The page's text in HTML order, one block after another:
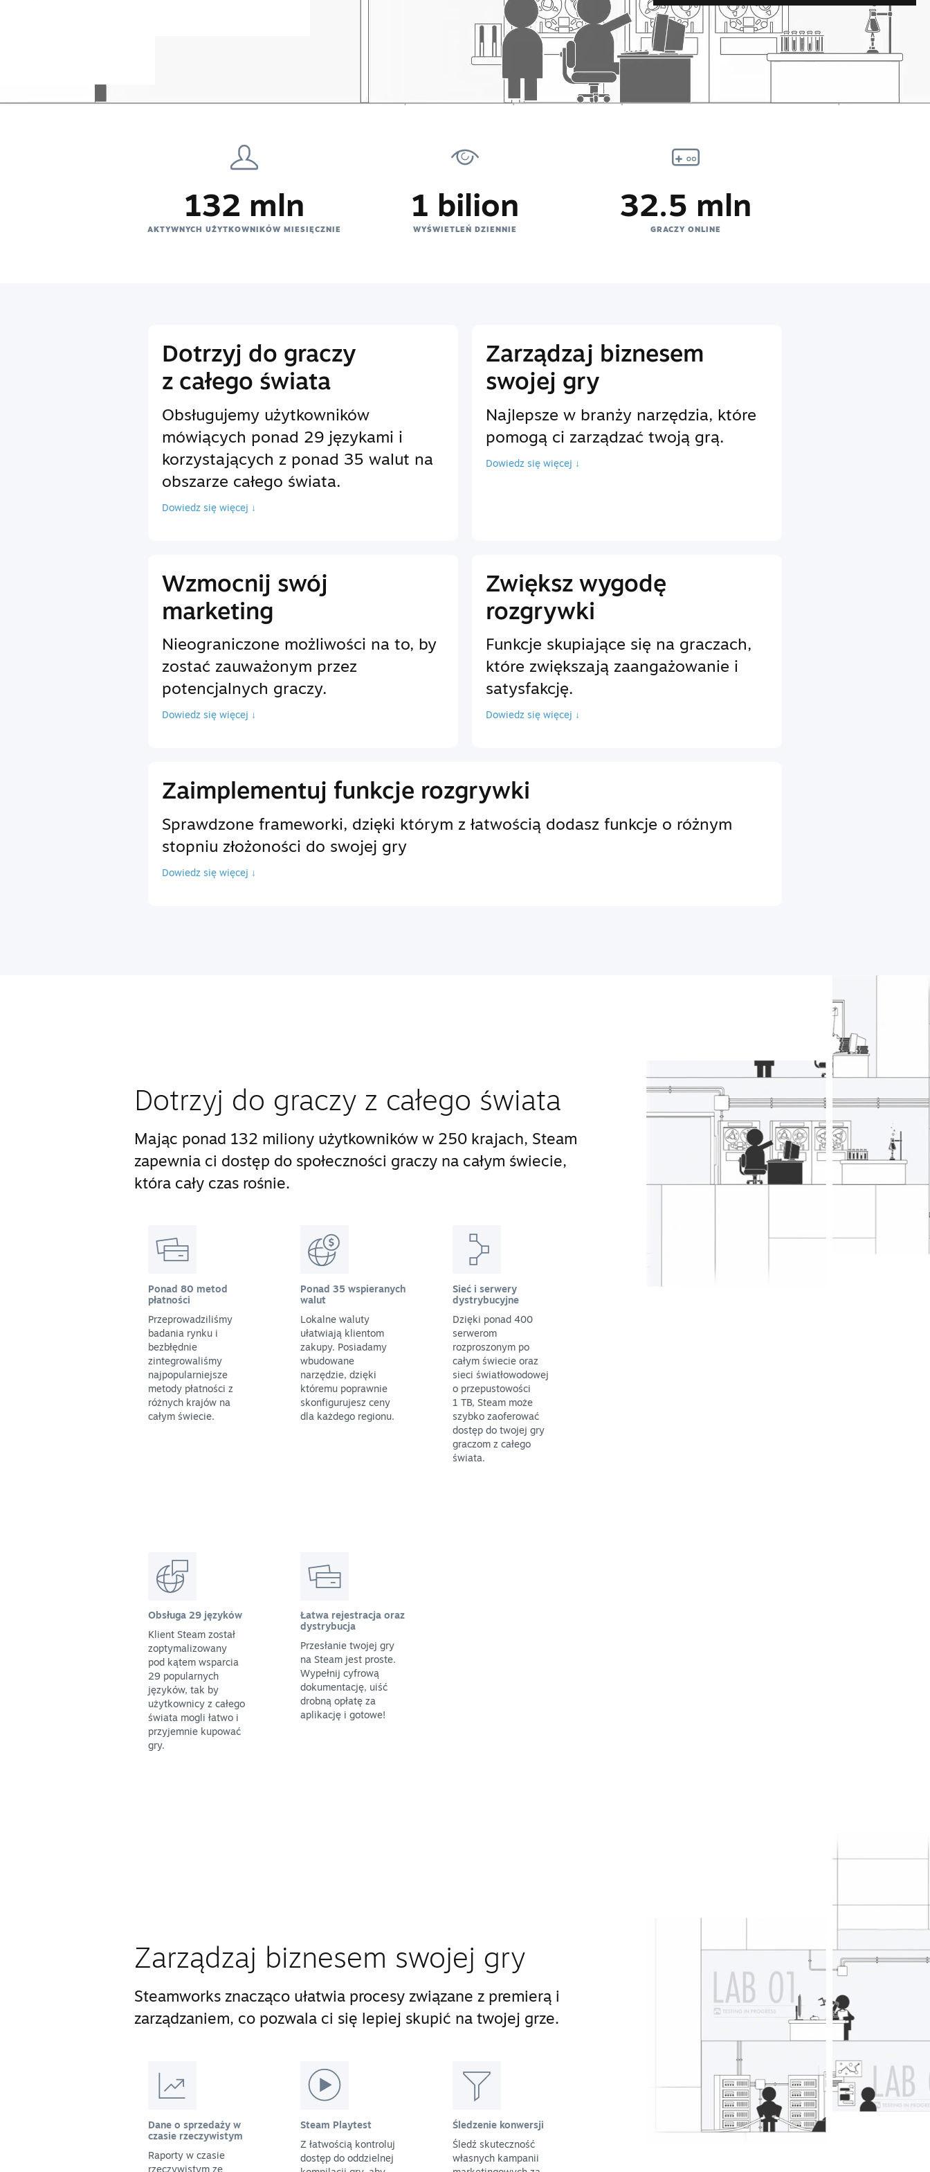
132 mln
AKTYWNYCH UŻYTKOWNIKÓW MIESIĘCZNIE
1 bilion
WYŚWIETLEŃ DZIENNIE
32.5 mln
GRACZY ONLINE
Dotrzyj do graczy
z całego świata
Obsługujemy użytkowników
mówiących ponad 29 językami i
korzystających z ponad 35 walut na
obszarze całego świata.
Dowiedz się więcej ↓
Zarządzaj biznesem
swojej gry
Najlepsze w branży narzędzia, które
pomogą ci zarządzać twoją grą.
Dowiedz się więcej ↓
Wzmocnij swój
marketing
Nieograniczone możliwości na to, by
zostać zauważonym przez
potencjalnych graczy.
Dowiedz się więcej ↓
Zwiększ wygodę
rozgrywki
Funkcje skupiające się na graczach,
które zwiększają zaangażowanie i
satysfakcję.
Dowiedz się więcej ↓
Zaimplementuj funkcje rozgrywki
Sprawdzone frameworki, dzięki którym z łatwością dodasz funkcje o różnym
stopniu złożoności do swojej gry
Dowiedz się więcej ↓
Dotrzyj do graczy z całego świata
Mając ponad 132 miliony użytkowników w 250 krajach, Steam
zapewnia ci dostęp do społeczności graczy na całym świecie,
która cały czas rośnie.
Ponad 80 metod
płatności
Przeprowadziliśmy
badania rynku i
bezbłędnie
zintegrowaliśmy
najpopularniejsze
metody płatności z
różnych krajów na
całym świecie.
Ponad 35 wspieranych
walut
Lokalne waluty
ułatwiają klientom
zakupy. Posiadamy
wbudowane
narzędzie, dzięki
któremu poprawnie
skonfigurujesz ceny
dla każdego regionu.
Sieć i serwery
dystrybucyjne
Dzięki ponad 400
serwerom
rozproszonym po
całym świecie oraz
sieci światłowodowej
o przepustowości
1 TB, Steam może
szybko zaoferować
dostęp do twojej gry
graczom z całego
świata.
Obsługa 29 języków
Klient Steam został
zoptymalizowany
pod kątem wsparcia
29 popularnych
języków, tak by
użytkownicy z całego
świata mogli łatwo i
przyjemnie kupować
gry.
Łatwa rejestracja oraz
dystrybucja
Przesłanie twojej gry
na Steam jest proste.
Wypełnij cyfrową
dokumentację, uiść
drobną opłatę za
aplikację i gotowe!
Zarządzaj biznesem swojej gry
Steamworks znacząco ułatwia procesy związane z premierą i
zarządzaniem, co pozwala ci się lepiej skupić na twojej grze.
Dane o sprzedaży w
czasie rzeczywistym
Raporty w czasie
rzeczywistym ze
Steam Playtest
Z łatwością kontroluj
dostęp do oddzielnej
Śledzenie konwersji
Śledź skuteczność
własnych kampanii